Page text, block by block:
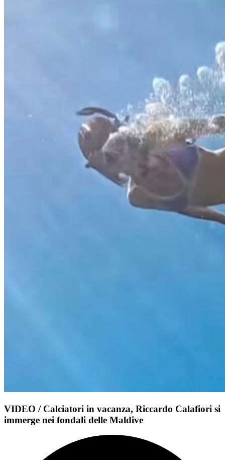
VIDEO / Calciatori in vacanza, Riccardo Calafiori si
immerge nei fondali delle Maldive